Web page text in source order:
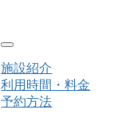
Toggle navigation
施設紹介
利用時間・料金
予約方法